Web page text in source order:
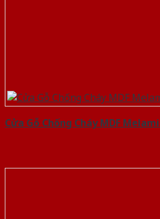
Cửa Gỗ Chống Cháy MDF